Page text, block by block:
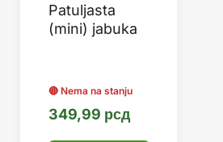
Patuljasta
(mini) jabuka
349,99 рсд